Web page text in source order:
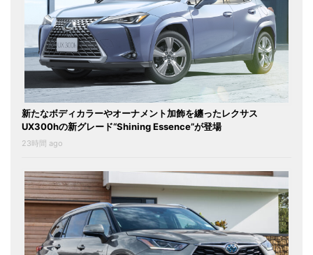
新たなボディカラーやオーナメント加飾を纏ったレクサス
UX300hの新グレード“Shining Essence”が登場
23時間 ago